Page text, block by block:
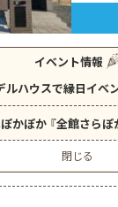
イベント情報
ハウスで縁日イベン
かぽか 『全館さらぽ
閉じる